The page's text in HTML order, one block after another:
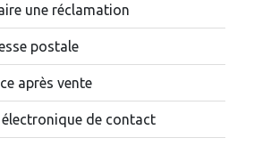
une réclamation
postale
après vente
de contact